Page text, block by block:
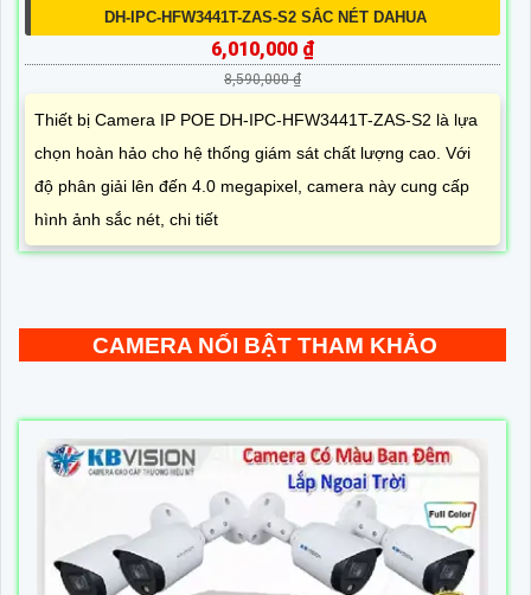
DH-IPC-HFW3441T-ZAS-S2 SẮC NÉT DAHUA
6,010,000 ₫
8,590,000 ₫
Thiết bị Camera IP POE DH-IPC-HFW3441T-ZAS-S2 là lựa
chọn hoàn hảo cho hệ thống giám sát chất lượng cao. Với
độ phân giải lên đến 4.0 megapixel, camera này cung cấp
hình ảnh sắc nét, chi tiết
CAMERA NỔI BẬT THAM KHẢO